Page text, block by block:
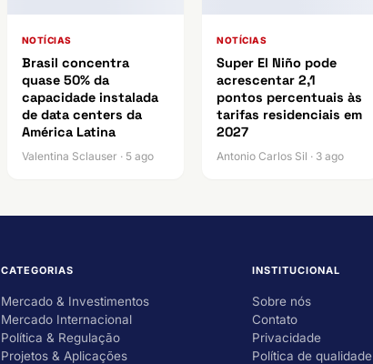
NOTÍCIAS
Brasil concentra
quase 50% da
capacidade instalada
de data centers da
América Latina
Valentina Sclauser · 5 ago
NOTÍCIAS
Super El Niño pode
acrescentar 2,1
pontos percentuais às
tarifas residenciais em
2027
Antonio Carlos Sil · 3 ago
CATEGORIAS
Mercado & Investimentos
Mercado Internacional
Política & Regulação
Projetos & Aplicações
INSTITUCIONAL
Sobre nós
Contato
Privacidade
Política de qualidade